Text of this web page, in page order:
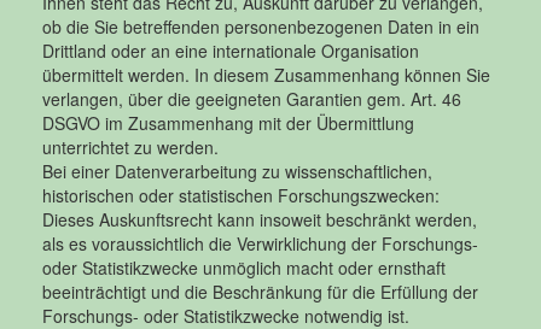
ob die Sie betreffenden personenbezogenen Daten in ein
Drittland oder an eine internationale Organisation
übermittelt werden. In diesem Zusammenhang können Sie
verlangen, über die geeigneten Garantien gem. Art. 46
DSGVO im Zusammenhang mit der Übermittlung
unterrichtet zu werden.
Bei einer Datenverarbeitung zu wissenschaftlichen,
historischen oder statistischen Forschungszwecken:
Dieses Auskunftsrecht kann insoweit beschränkt werden,
als es voraussichtlich die Verwirklichung der Forschungs-
oder Statistikzwecke unmöglich macht oder ernsthaft
beeinträchtigt und die Beschränkung für die Erfüllung der
Forschungs- oder Statistikzwecke notwendig ist.